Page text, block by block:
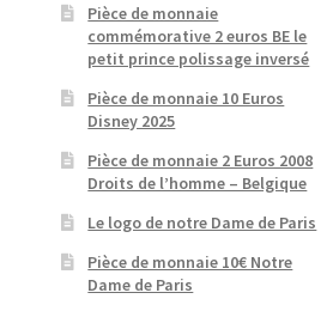
Pièce de monnaie
commémorative 2 euros BE le
petit prince polissage inversé
Pièce de monnaie 10 Euros
Disney 2025
Pièce de monnaie 2 Euros 2008
Droits de l’homme – Belgique
Le logo de notre Dame de Paris
Pièce de monnaie 10€ Notre
Dame de Paris